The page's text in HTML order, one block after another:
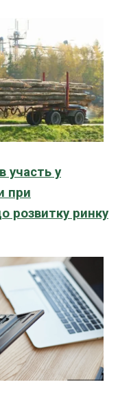
участь у
при
розвитку ринку